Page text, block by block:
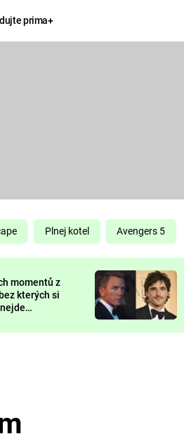
prima+
KOMEDIE
CHUCK
NORRIS
DEADPOOL
Plnej kotel Avengers 5
momentů z
kterých si